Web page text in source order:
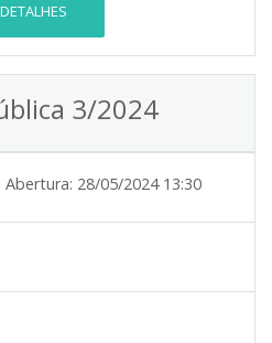
3/2024
Abertura: 28/05/2024 13:30